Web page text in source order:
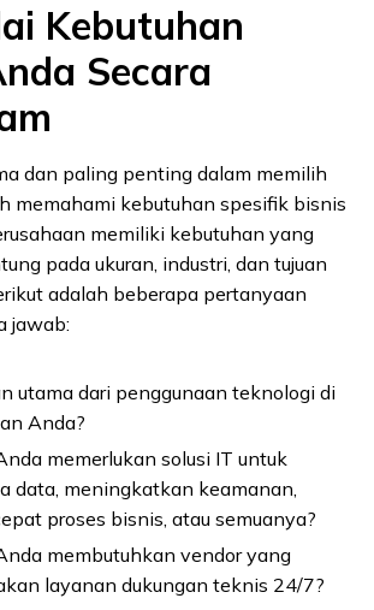
Kebutuhan
Secara
dan paling penting dalam memilih
memahami kebutuhan spesifik bisnis
memiliki kebutuhan yang
pada ukuran, industri, dan tujuan
adalah beberapa pertanyaan
jawab:
utama dari penggunaan teknologi di
Anda?
memerlukan solusi IT untuk
data, meningkatkan keamanan,
proses bisnis, atau semuanya?
membutuhkan vendor yang
layanan dukungan teknis 24/7?